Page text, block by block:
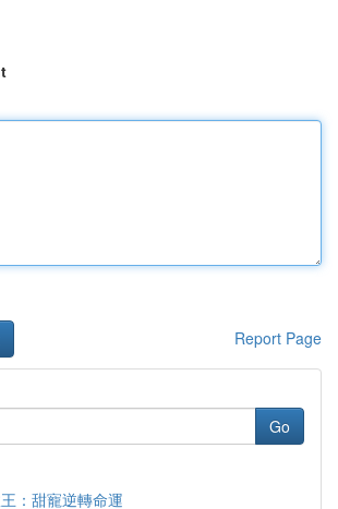
Report Page
Go
：甜寵逆轉命運